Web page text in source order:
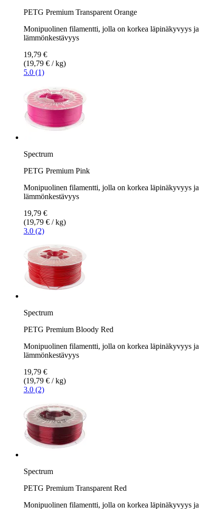
PETG Premium Transparent Orange
Monipuolinen filamentti, jolla on korkea läpinäkyvyys ja
lämmönkestävyys
19,79 €
(19,79 € / kg)
5.0 (1)
Spectrum
PETG Premium Pink
Monipuolinen filamentti, jolla on korkea läpinäkyvyys ja
lämmönkestävyys
19,79 €
(19,79 € / kg)
3.0 (2)
Spectrum
PETG Premium Bloody Red
Monipuolinen filamentti, jolla on korkea läpinäkyvyys ja
lämmönkestävyys
19,79 €
(19,79 € / kg)
3.0 (2)
Spectrum
PETG Premium Transparent Red
Monipuolinen filamentti, jolla on korkea läpinäkyvyys ja